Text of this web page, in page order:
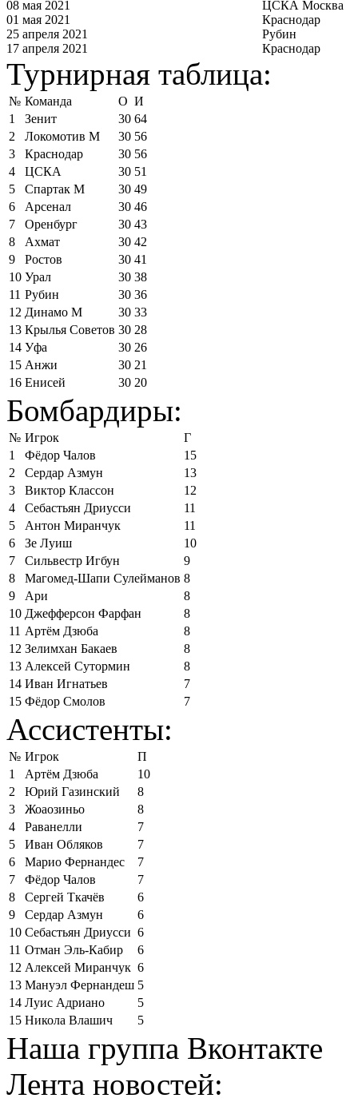
08 мая 2021
ЦСКА Москва
01 мая 2021
Краснодар
25 апреля 2021
Рубин
17 апреля 2021
Краснодар
Турнирная таблица:
№ Команда О И
1
Зенит 30 64
2
Локомотив М 30 56
3
Краснодар 30 56
4
ЦСКА 30 51
5
Спартак М 30 49
6
Арсенал 30 46
7
Оренбург 30 43
8
Ахмат 30 42
9
Ростов 30 41
10 Урал 30 38
11 Рубин 30 36
12 Динамо М 30 33
13 Крылья Советов 30 28
14 Уфа 30 26
15 Анжи 30 21
16 Енисей 30 20
Бомбардиры:
№ Игрок
Г
1
Фёдор Чалов
15
2
Сердар Азмун
13
3
Виктор Классон
12
4
Себастьян Дриусси
11
5
Антон Миранчук
11
6
Зе Луиш
10
7
Сильвестр Игбун
9
8
Магомед-Шапи Сулейманов 8
9
Ари
8
10 Джефферсон Фарфан
8
11 Артём Дзюба
8
12 Зелимхан Бакаев
8
13 Алексей Сутормин
8
14 Иван Игнатьев
7
15 Фёдор Смолов 7
Ассистенты:
№ Игрок
П
1
Артём Дзюба
10
2
Юрий Газинский
8
3
Жоаозиньо
8
4
Раванелли
7
5
Иван Обляков
7
6
Марио Фернандес
7
7
Фёдор Чалов
7
8
Сергей Ткачёв
6
9
Сердар Азмун
6
10 Себастьян Дриусси 6
11 Отман Эль-Кабир
6
12 Алексей Миранчук 6
13 Мануэл Фернандеш 5
14 Луис Адриано
5
15 Никола Влашич 5
Наша группа Вконтакте
Лента новостей: